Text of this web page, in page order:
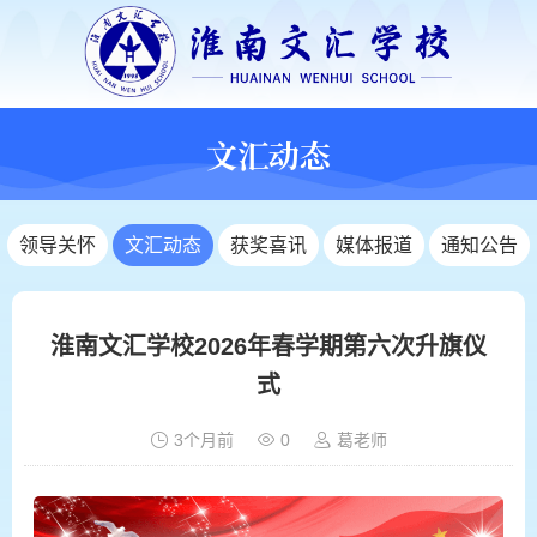
文汇动态
领导关怀 文汇动态 获奖喜讯 媒体报道 通知公告
淮南文汇学校2026年春学期第六次升旗仪
式
3个月前 0 葛老师